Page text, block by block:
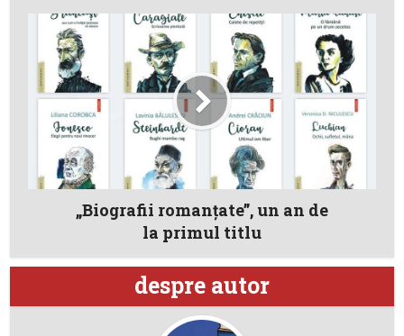
„Biografii romanţate”, un an de
la primul titlu
despre autor